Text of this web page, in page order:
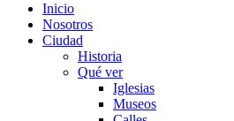
Inicio
Nosotros
Ciudad
Historia
Qué ver
Iglesias
Museos